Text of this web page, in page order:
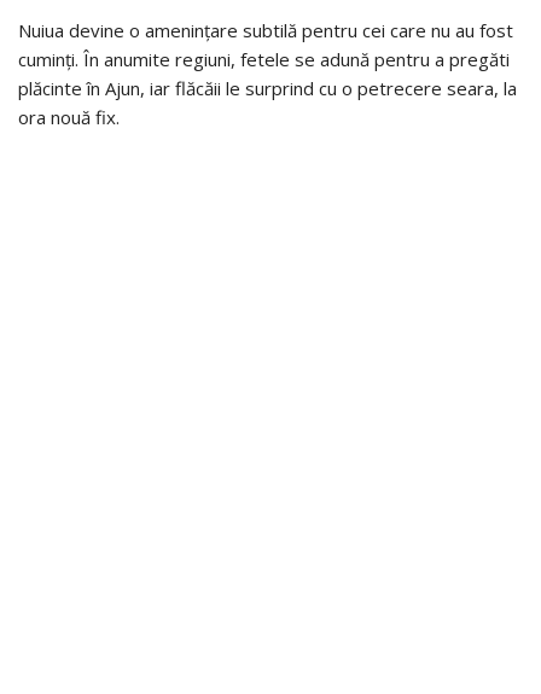
Nuiua devine o amenințare subtilă pentru cei care nu au fost
cuminți. În anumite regiuni, fetele se adună pentru a pregăti
plăcinte în Ajun, iar flăcăii le surprind cu o petrecere seara, la
ora nouă fix.